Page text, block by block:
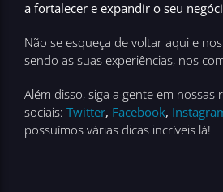
a fortalecer e expandir o seu
Não se esqueça de voltar aqui e
sendo as suas experiências, nos
Além disso, siga a gente em nossas
sociais: Twitter, Facebook,
possuímos várias dicas incríveis lá!